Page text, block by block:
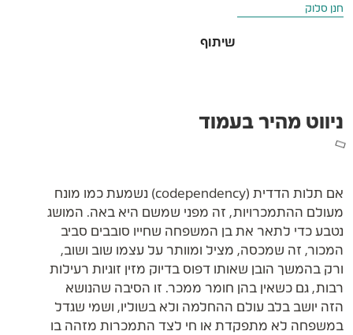
חנן סלוק
ניווט מהיר בעמוד
אם תלות הדדית (codependency) נשמעת כמו מונח
מעולם ההתמכרויות, זה מפני שמשם היא באה. המושג
נטבע כדי לתאר את בן המשפחה שחייו סובבים סביב
המכור, זה שמכסה, מציל ומוותר על עצמו שוב ושוב,
ורק בהמשך הובן שאותו דפוס בדיוק מזין זוגיות רעילות
רבות, גם כשאין בהן חומר ממכר. זו הסיבה שהנושא
הזה יושב בלב עולם ההחלמה ולא בשוליו, ושמי שגדל
במשפחה לא מתפקדת או חי לצד התמכרות מזהה בו